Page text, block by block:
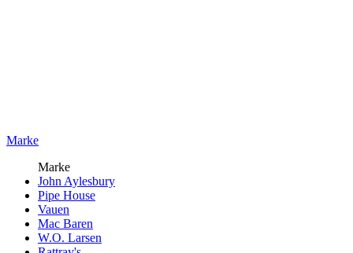
Marke
Marke
John Aylesbury
Pipe House
Vauen
Mac Baren
W.O. Larsen